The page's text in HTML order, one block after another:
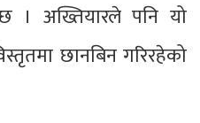
। अख्तियारले पनि यो
छानबिन गरिरहेको